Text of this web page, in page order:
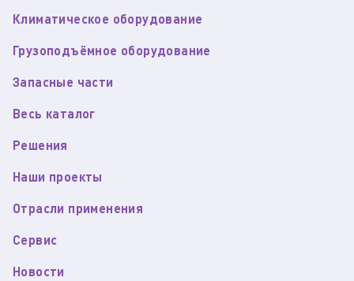
Климатическое оборудование
Грузоподъёмное оборудование
Запасные части
Весь каталог
Решения
Наши проекты
Отрасли применения
Сервис
Новости